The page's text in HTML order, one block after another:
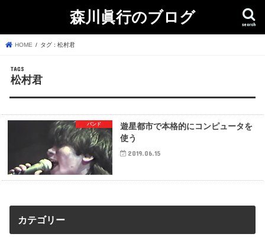
森川眞行のブログ search
HOME タグ : 松村君
松村君
バンド
遊星都市で本格的にコンピュータを
使う
2019.06.15
カテゴリー